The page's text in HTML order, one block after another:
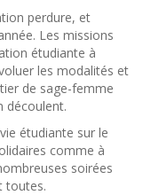
perdure, et
Les missions
étudiante à
les modalités et
de sage-femme
découlent.
étudiante sur le
comme à
soirées
toutes.